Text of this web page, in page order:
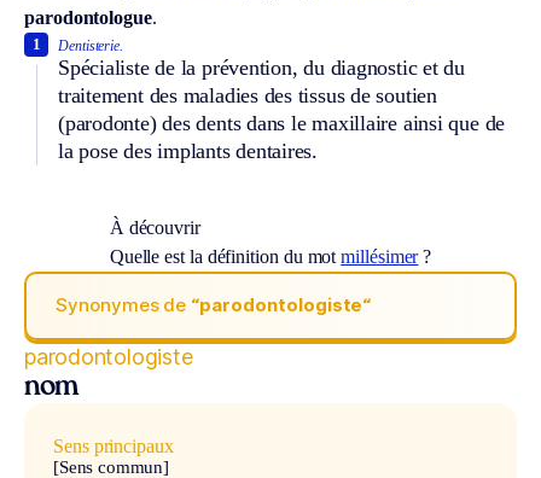
parodontologue.
Dentisterie.
Spécialiste de la prévention, du diagnostic et du
traitement des maladies des tissus de soutien
(parodonte) des dents dans le maxillaire ainsi que de
la pose des implants dentaires.
1
À découvrir
Quelle est la définition du motmillésimer?
Synonymes de “parodontologiste“
parodontologiste
nom
Sens principaux
[Sens commun]